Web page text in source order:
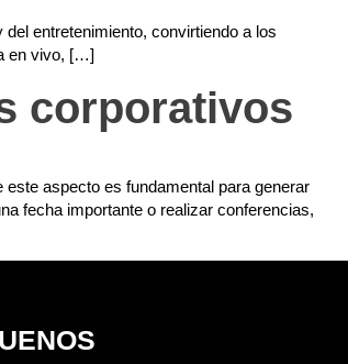
entretenimiento, convirtiendo a los
en vivo, […]
corporativos
aspecto es fundamental para generar
fecha importante o realizar conferencias,